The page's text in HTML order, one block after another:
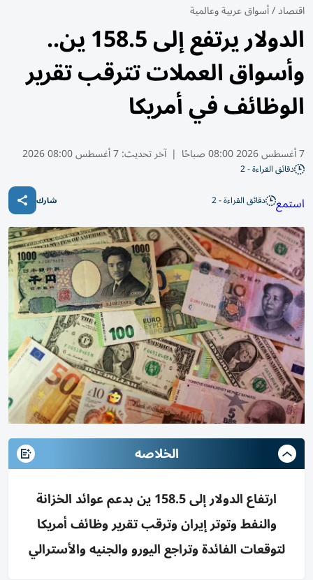
اقتصاد/أسواق عربية وعالمية
الدولار يرتفع إلى 158.5 ين..
وأسواق العملات تترقب تقرير
الوظائف في أمريكا
7 أغسطس 2026 08:00 صباحًا | آخر تحديث:7 أغسطس 08:00 2026
دقائق القراءة - 2
استمع دقائق القراءة - 2 شارك
الخلاصه
ارتفاع الدولار إلى 158.5 ين بدعم عوائد الخزانة
والنفط وتوتر إيران وترقب تقرير وظائف أمريكا
لتوقعات الفائدة وتراجع اليورو والجنيه والأسترالي